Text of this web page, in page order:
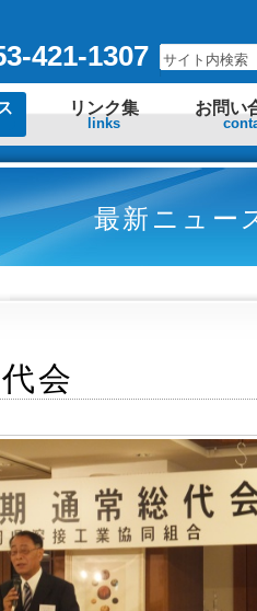
421-1307
リンク集
links
お問い
最新ニュー
会